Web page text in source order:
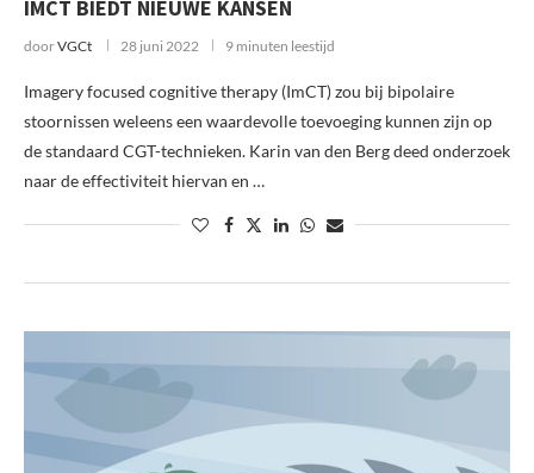
IMCT BIEDT NIEUWE KANSEN
doorVGCt 28 juni 2022 9 minuten leestijd
Imagery focused cognitive therapy (ImCT) zou bij bipolaire
stoornissen weleens een waardevolle toevoeging kunnen zijn op
de standaard CGT-technieken. Karin van den Berg deed onderzoek
naar de effectiviteit hiervan en …